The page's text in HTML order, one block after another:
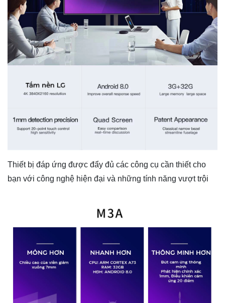
Thiết bị đáp ứng được đẩy đủ các công cụ cần thiết cho
bạn với công nghệ hiện đại và những tính năng vượt trội